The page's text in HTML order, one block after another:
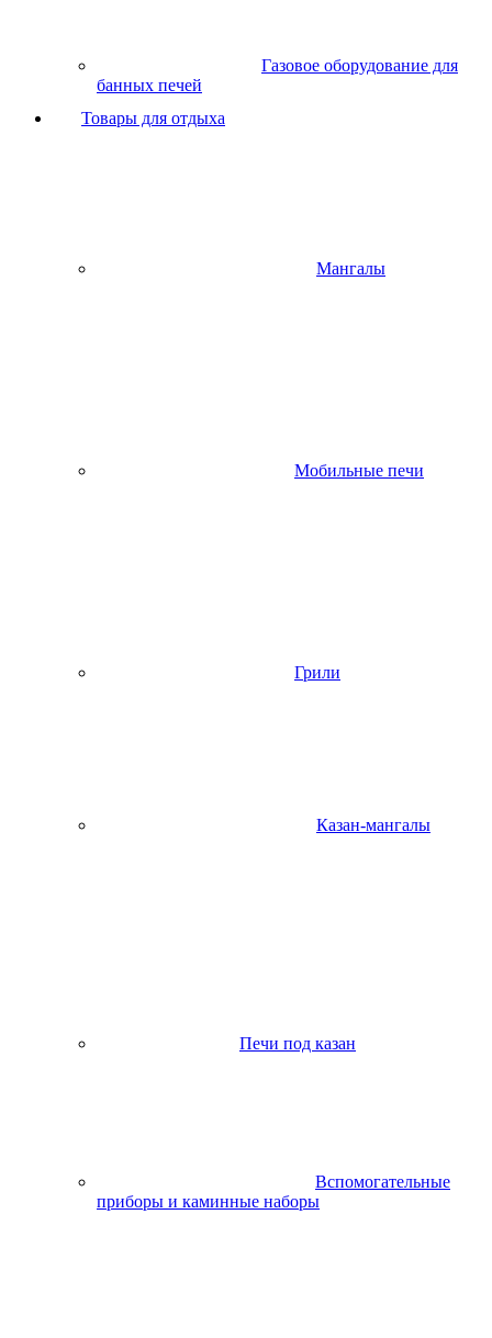
Газовое оборудование для
банных печей
Товары для отдыха
Мангалы
Мобильные печи
Грили
Казан-мангалы
Печи под казан
Вспомогательные
приборы и каминные наборы